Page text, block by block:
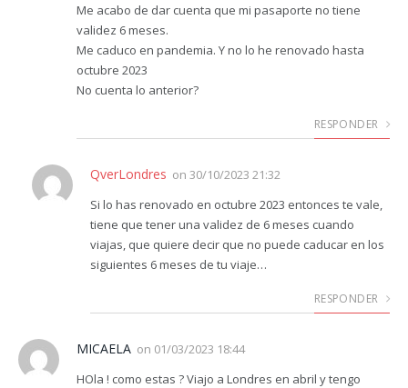
Me acabo de dar cuenta que mi pasaporte no tiene
validez 6 meses.
Me caduco en pandemia. Y no lo he renovado hasta
octubre 2023
No cuenta lo anterior?
RESPONDER
QverLondres on 30/10/2023 21:32
Si lo has renovado en octubre 2023 entonces te vale,
tiene que tener una validez de 6 meses cuando
viajas, que quiere decir que no puede caducar en los
siguientes 6 meses de tu viaje…
RESPONDER
MICAELA on 01/03/2023 18:44
HOla ! como estas ? Viajo a Londres en abril y tengo